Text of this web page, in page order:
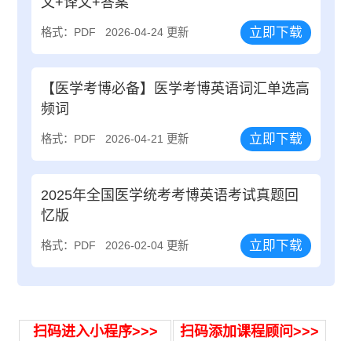
格式：PDF 2026-04-24 更新 立即下载
【医学考博必备】医学考博英语词汇单选高
频词
格式：PDF 2026-04-21 更新 立即下载
2025年全国医学统考考博英语考试真题回
忆版
格式：PDF 2026-02-04 更新 立即下载
扫码进入小程序>>>
扫码添加课程顾问>>>